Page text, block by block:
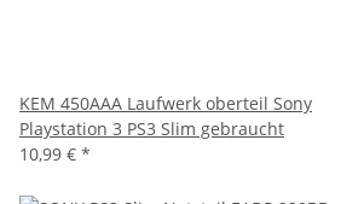
KEM 450AAA Laufwerk oberteil Sony
Playstation 3 PS3 Slim gebraucht
10,99 € *